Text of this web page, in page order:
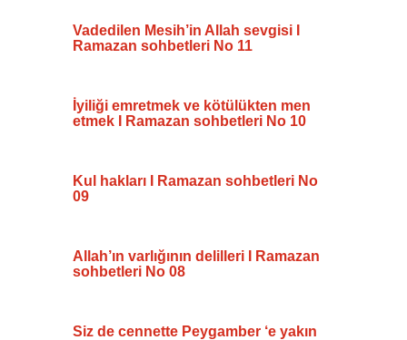
Vadedilen Mesih’in Allah sevgisi I
Ramazan sohbetleri No 11
İyiliği emretmek ve kötülükten men
etmek I Ramazan sohbetleri No 10
Kul hakları I Ramazan sohbetleri No
09
Allah’ın varlığının delilleri I Ramazan
sohbetleri No 08
Siz de cennette Peygamber ‘e yakın